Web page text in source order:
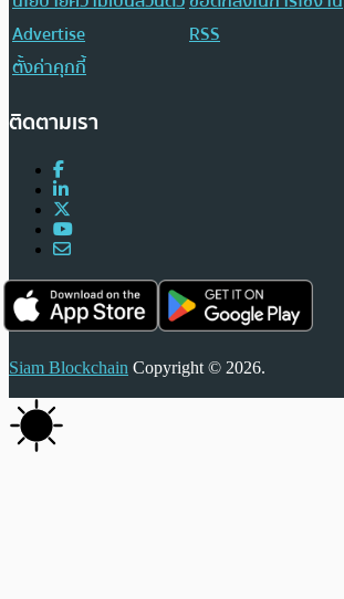
Advertise
RSS
ตั้งค่าคุกกี้
ติดตามเรา
Siam Blockchain Copyright © 2026.